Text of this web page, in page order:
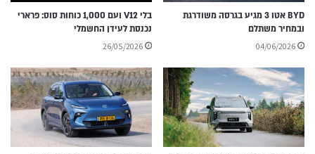
BYD אטו 3 מגיע בגרסה משודרגת
ובמחיר משתלם
04/06/2026
בלי V12 ועם 1,000 כוחות סוס: פרארי
נכנסת לעידן החשמלי
26/05/2026